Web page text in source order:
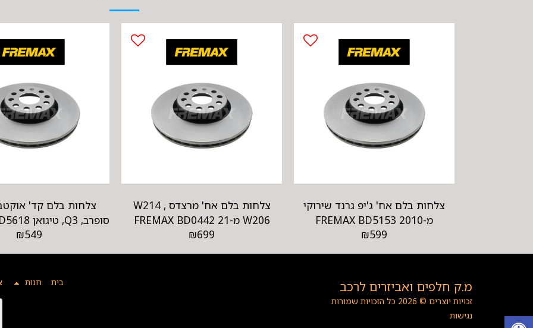
צלחות בלם אח' ג'יפ גרנד שירוקי
מ-2010 FREMAX BD5153
₪599
צלחות בלם אח' מרצדס W214 ,
W206 מ-21 FREMAX BD0442
₪699
צלחות בלם קד'
סופרב, Q3, טיגואן FREMAX BD5618
₪549
מ.ק חלפים ואביזרים לרכב
זכויות יוצרים © 2026 כל הזכויות שמורות
נגישות
בית חנות